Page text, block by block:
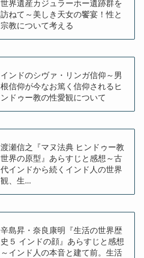
世界遺産カジュラーホー遺跡群を
訪ねて～美しき天女の饗宴！性と
宗教について考える
インドのシヴァ・リンガ信仰～男
根信仰が今なお篤く信仰されるヒ
ンドゥー教の性愛観について
渡瀬信之『マヌ法典 ヒンドゥー教
世界の原型』あらすじと感想～古
代インドから続くインド人の世界
観、生...
辛島昇・奈良康明『生活の世界歴
史５ インドの顔』あらすじと感想
～インド人の本音と建て前。生活